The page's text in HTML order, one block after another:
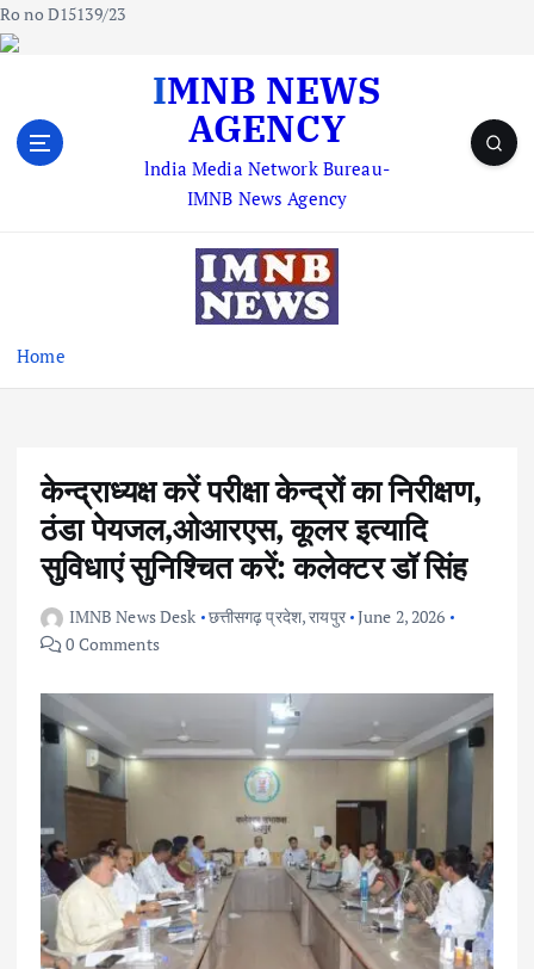
Ro no D15139/23
IMNB NEWS
AGENCY
lndia Media Network Bureau-
IMNB News Agency
Home
केन्द्राध्यक्ष करें परीक्षा केन्द्रों का निरीक्षण,
ठंडा पेयजल,ओआरएस, कूलर इत्यादि
सुविधाएं सुनिश्चित करें: कलेक्टर डॉ सिंह
IMNB News Desk छत्तीसगढ़ प्रदेश,रायपुर June 2, 2026
0 Comments